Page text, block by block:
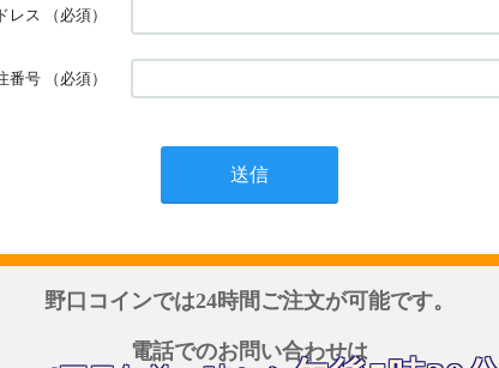
レス （必須）
番号 （必須）
野口コインでは24時間ご注文が可能です。
電話でのお問い合わせは